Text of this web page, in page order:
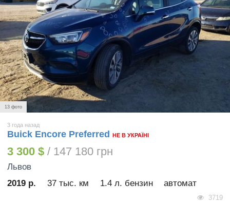
13 фото
3 года назад
Buick Encore Preferred НЕ В УКРАЇНІ
3 300 $ / 147 180 грн
Львов
2019 р.
37 тыс. км 1.4 л. бензин автомат
3719